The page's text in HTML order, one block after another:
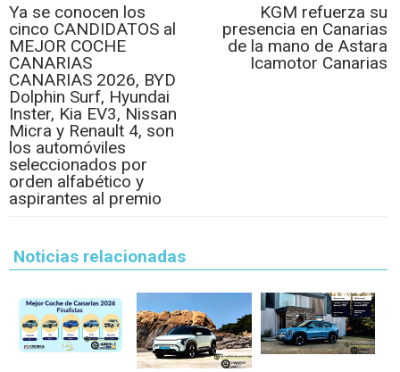
Ya se conocen los
cinco CANDIDATOS al
MEJOR COCHE
CANARIAS
CANARIAS 2026, BYD
Dolphin Surf, Hyundai
Inster, Kia EV3, Nissan
Micra y Renault 4, son
los automóviles
seleccionados por
orden alfabético y
aspirantes al premio
KGM refuerza su
presencia en Canarias
de la mano de Astara
Icamotor Canarias
Noticias relacionadas